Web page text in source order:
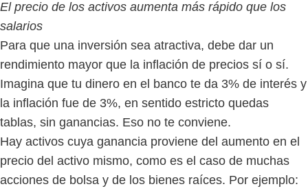
El precio de los activos aumenta más rápido que los
salarios
Para que una inversión sea atractiva, debe dar un
rendimiento mayor que la inflación de precios sí o sí.
Imagina que tu dinero en el banco te da 3% de interés y
la inflación fue de 3%, en sentido estricto quedas
tablas, sin ganancias. Eso no te conviene.
Hay activos cuya ganancia proviene del aumento en el
precio del activo mismo, como es el caso de muchas
acciones de bolsa y de los bienes raíces. Por ejemplo: